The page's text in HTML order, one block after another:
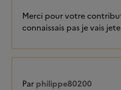
Merci pour votre
connaissais pas je vais
Par philippe80200